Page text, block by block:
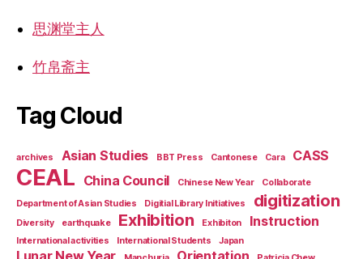
思渊堂主人
竹帛斋主
Tag Cloud
archives Asian Studies BBT Press Cantonese Cara CASS
CEAL China Council Chinese New Year
Collaborate
Department of Asian Studies
Digitial Library Initiatives digitization
Diversity earthquake Exhibition Exhibiton Instruction
International activities International Students Japan
Lunar New Year Orientation